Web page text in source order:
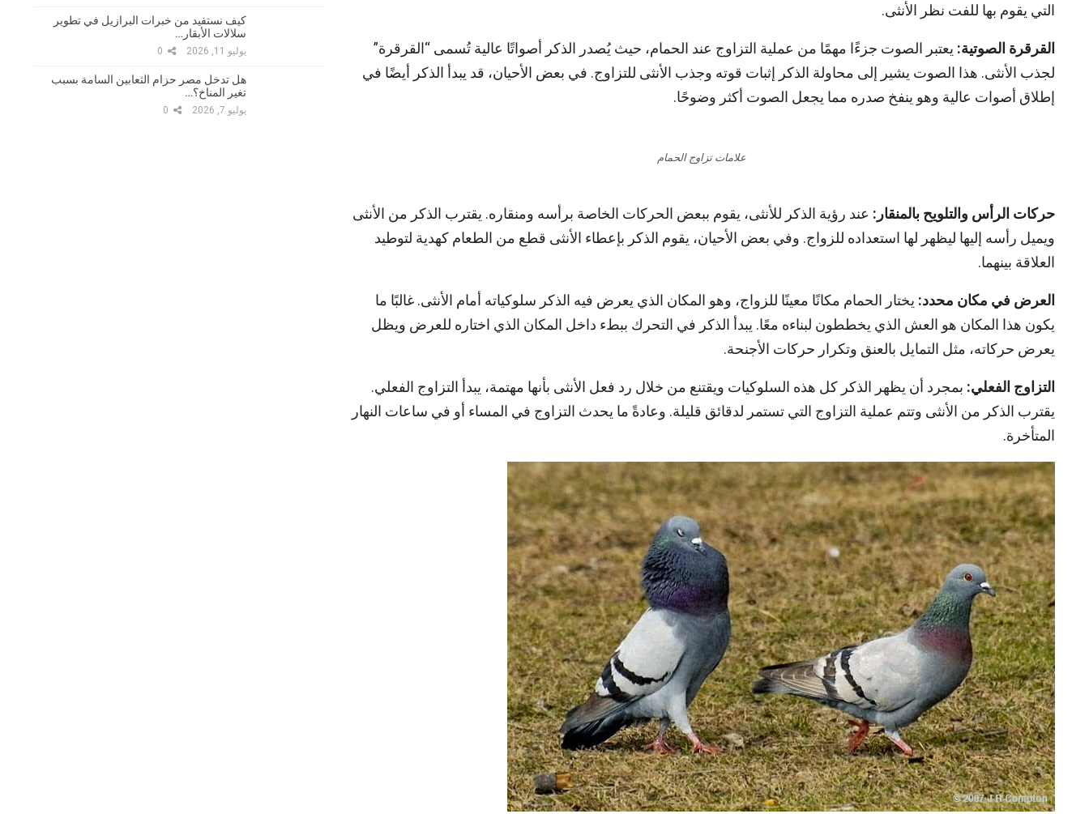
التي يقوم بها للفت نظر الأنثى.
القرقرة الصوتية: يعتبر الصوت جزءًا مهمًا من عملية التزاوج عند الحمام، حيث يُصدر الذكر أصواتًا عالية تُسمى “القرقرة”
لجذب الأنثى. هذا الصوت يشير إلى محاولة الذكر إثبات قوته وجذب الأنثى للتزاوج. في بعض الأحيان، قد يبدأ الذكر أيضًا في
إطلاق أصوات عالية وهو ينفخ صدره مما يجعل الصوت أكثر وضوحًا.
علامات تزاوج الحمام
حركات الرأس والتلويح بالمنقار: عند رؤية الذكر للأنثى، يقوم ببعض الحركات الخاصة برأسه ومنقاره. يقترب الذكر من الأنثى
ويميل رأسه إليها ليظهر لها استعداده للزواج. وفي بعض الأحيان، يقوم الذكر بإعطاء الأنثى قطع من الطعام كهدية لتوطيد
العلاقة بينهما.
العرض في مكان محدد: يختار الحمام مكانًا معينًا للزواج، وهو المكان الذي يعرض فيه الذكر سلوكياته أمام الأنثى. غالبًا ما
يكون هذا المكان هو العش الذي يخططون لبناءه معًا. يبدأ الذكر في التحرك ببطء داخل المكان الذي اختاره للعرض ويظل
يعرض حركاته، مثل التمايل بالعنق وتكرار حركات الأجنحة.
التزاوج الفعلي: بمجرد أن يظهر الذكر كل هذه السلوكيات ويقتنع من خلال رد فعل الأنثى بأنها مهتمة، يبدأ التزاوج الفعلي.
يقترب الذكر من الأنثى وتتم عملية التزاوج التي تستمر لدقائق قليلة. وعادةً ما يحدث التزاوج في المساء أو في ساعات النهار
المتأخرة.
كيف نستفيد من خبرات البرازيل في تطوير
سلالات الأبقار…
يوليو 11, 2026
هل تدخل مصر حزام الثعابين السامة بسبب
تغير المناخ؟…
يوليو 7, 2026